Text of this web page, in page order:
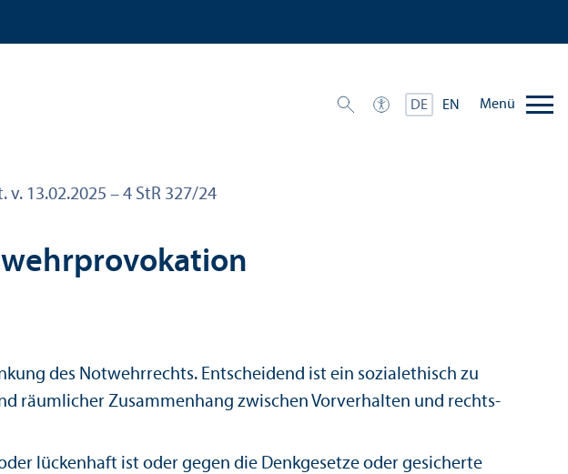
DE EN Menü
v. 13.02.2025 – 4 StR 327/24
des Notwehrrechts. Entscheidend ist ein sozialethisch zu
räumlicher Zusammenhang zwischen Vor­verhalten und rechts­
lückenhaft ist oder gegen die Denkgesetze oder gesicherte